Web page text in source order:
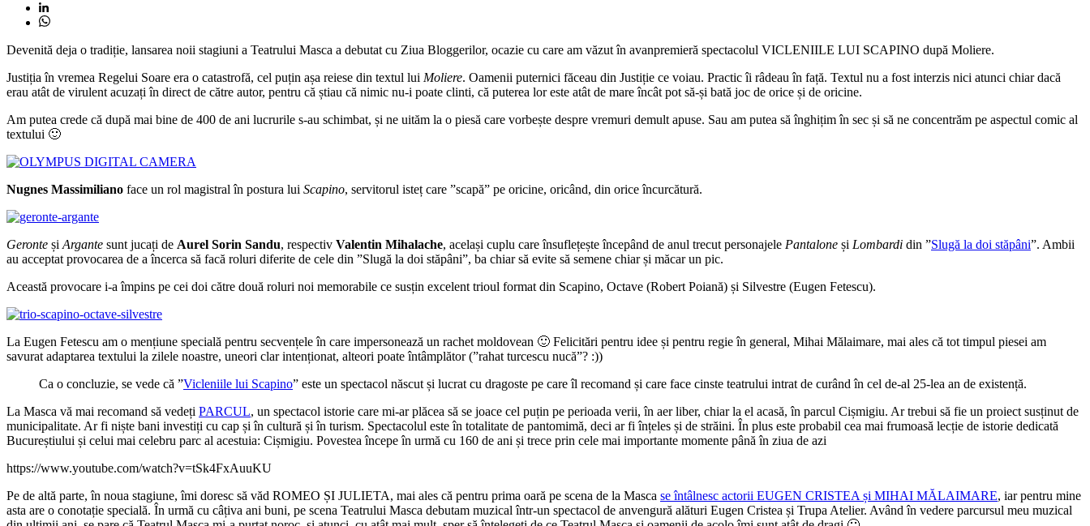
Devenită deja o tradiție, lansarea noii stagiuni a Teatrului Masca a debutat cu Ziua Bloggerilor, ocazie cu care am văzut în avanpremieră spectacolul VICLENIILE LUI SCAPINO după Moliere.
Justiția în vremea Regelui Soare era o catastrofă, cel puțin așa reiese din textul lui Moliere. Oamenii puternici făceau din Justiție ce voiau. Practic îi râdeau în față. Textul nu a fost interzis nici atunci chiar dacă
erau atât de virulent acuzați în direct de către autor, pentru că știau că nimic nu-i poate clinti, că puterea lor este atât de mare încât pot să-și bată joc de orice și de oricine.
Am putea crede că după mai bine de 400 de ani lucrurile s-au schimbat, și ne uităm la o piesă care vorbește despre vremuri demult apuse. Sau am putea să înghițim în sec și să ne concentrăm pe aspectul comic al
textului 🙂
Nugnes Massimiliano face un rol magistral în postura lui Scapino, servitorul isteț care ”scapă” pe oricine, oricând, din orice încurcătură.
Geronte și Argante sunt jucați de Aurel Sorin Sandu, respectiv Valentin Mihalache, același cuplu care însuflețește începând de anul trecut personajele Pantalone și Lombardi din ”Slugă la doi stăpâni”. Ambii
au acceptat provocarea de a încerca să facă roluri diferite de cele din ”Slugă la doi stăpâni”, ba chiar să evite să semene chiar și măcar un pic.
Această provocare i-a împins pe cei doi către două roluri noi memorabile ce susțin excelent trioul format din Scapino, Octave (Robert Poiană) și Silvestre (Eugen Fetescu).
La Eugen Fetescu am o mențiune specială pentru secvențele în care impersonează un rachet moldovean 🙂 Felicitări pentru idee și pentru regie în general, Mihai Mălaimare, mai ales că tot timpul piesei am
savurat adaptarea textului la zilele noastre, uneori clar intenționat, alteori poate întâmplător (”rahat turcescu nucă”? :))
Ca o concluzie, se vede că ”Vicleniile lui Scapino” este un spectacol născut și lucrat cu dragoste pe care îl recomand și care face cinste teatrului intrat de curând în cel de-al 25-lea an de existență.
La Masca vă mai recomand să vedeți PARCUL, un spectacol istorie care mi-ar plăcea să se joace cel puțin pe perioada verii, în aer liber, chiar la el acasă, în parcul Cișmigiu. Ar trebui să fie un proiect susținut de
municipalitate. Ar fi niște bani investiți cu cap și în cultură și în turism. Spectacolul este în totalitate de pantomimă, deci ar fi înțeles și de străini. În plus este probabil cea mai frumoasă lecție de istorie dedicată
Bucureștiului și celui mai celebru parc al acestuia: Cișmigiu. Povestea începe în urmă cu 160 de ani și trece prin cele mai importante momente până în ziua de azi
https://www.youtube.com/watch?v=tSk4FxAuuKU
Pe de altă parte, în noua stagiune, îmi doresc să văd ROMEO ȘI JULIETA, mai ales că pentru prima oară pe scena de la Masca se întâlnesc actorii EUGEN CRISTEA și MIHAI MĂLAIMARE, iar pentru mine
asta are o conotație specială. În urmă cu câțiva ani buni, pe scena Teatrului Masca debutam muzical într-un spectacol de anvengură alături Eugen Cristea și Trupa Atelier. Având în vedere parcursul meu muzical